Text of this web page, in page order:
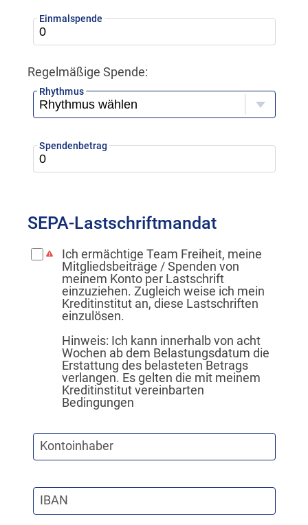
Einmalspende
Regelmäßige Spende:
Rhythmus
Spendenbetrag
SEPA-Lastschriftmandat
Ich ermächtige Team Freiheit, meine
Mitgliedsbeiträge / Spenden von
meinem Konto per Lastschrift
einzuziehen. Zugleich weise ich mein
Kreditinstitut an, diese Lastschriften
einzulösen.
Hinweis: Ich kann innerhalb von acht
Wochen ab dem Belastungsdatum die
Erstattung des belasteten Betrags
verlangen. Es gelten die mit meinem
Kreditinstitut vereinbarten
Bedingungen
Kontoinhaber
IBAN